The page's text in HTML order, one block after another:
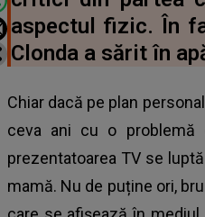
aspectul fizic. În
Clonda a sărit în
Chiar dacă pe plan
ceva ani cu o problemă
prezentatoarea TV se
mamă. Nu de puține ori,